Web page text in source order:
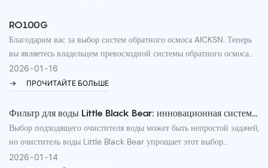
RO100G
Благодарим вас за выбор систем обратного осмоса AICKSN. Теперь
вы являетесь владельцем превосходной системы обратного осмоса
(RO), в основе которой лежит передовая международная мембрана
обратного осмоса (мембрана RO). Благодаря многоступенчатой ​​
0,0001 микрона, что эффективно снижает содержание большинства
загрязняющих веществ, органических и неорганических
соединений, а также устраняет нежелательный привкус и запах
водопроводной воды. Система предназначена для преобразования
водопроводной воды в дистиллированную. Весь процесс
2026 01 16
ПРОЧИТАЙТЕ БОЛЬШЕ
Фильтр для воды Little Black Bear: инновационная система
фильтрации для каждого дома.
Выбор подходящего очистителя воды может быть непростой задачей,
но очиститель воды Little Black Bear упрощает этот выбор
благодаря инновационной технологии фильтрации, разработанной
2026 01 14